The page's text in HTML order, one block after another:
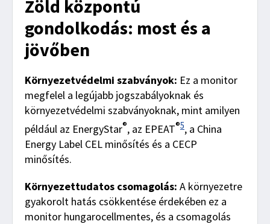
Zöld központú
gondolkodás: most és a
jövőben
Környezetvédelmi szabványok: Ez a monitor
megfelel a legújabb jogszabályoknak és
környezetvédelmi szabványoknak, mint amilyen
például az EnergyStar®, az EPEAT®5, a China
Energy Label CEL minősítés és a CECP
minősítés.
Környezettudatos csomagolás: A környezetre
gyakorolt hatás csökkentése érdekében ez a
monitor hungarocellmentes, és a csomagolás